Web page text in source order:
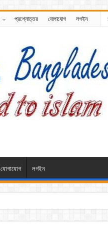
প্রশ্নোত্তর যোগাযোগ লগইন
যোগাযোগ লগইন